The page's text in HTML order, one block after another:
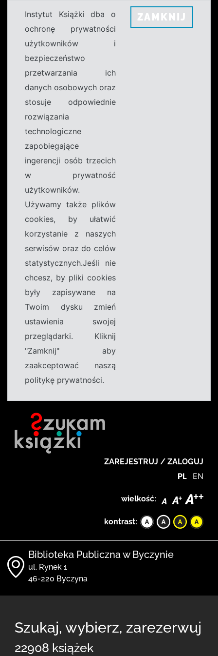
Instytut Książki dba o
ochronę prywatności
użytkowników i
bezpieczeństwo
przetwarzania ich
danych osobowych oraz
stosuje odpowiednie
rozwiązania
technologiczne
zapobiegające
ingerencji osób trzecich
w prywatność
użytkowników.
Używamy także plików
cookies, by ułatwić
korzystanie z naszych
serwisów oraz do celów
statystycznych.Jeśli nie
chcesz, by pliki cookies
były zapisywane na
Twoim dysku zmień
ustawienia swojej
przeglądarki. Kliknij
"Zamknij" aby
zaakceptować naszą
politykę prywatności.
ZAMKNIJ
ZAREJESTRUJ / ZALOGUJ
PL EN
wielkość:
kontrast:
Biblioteka Publiczna w Byczynie
ul. Rynek 1
46-220 Byczyna
Szukaj, wybierz, zarezerwuj
22908 książek